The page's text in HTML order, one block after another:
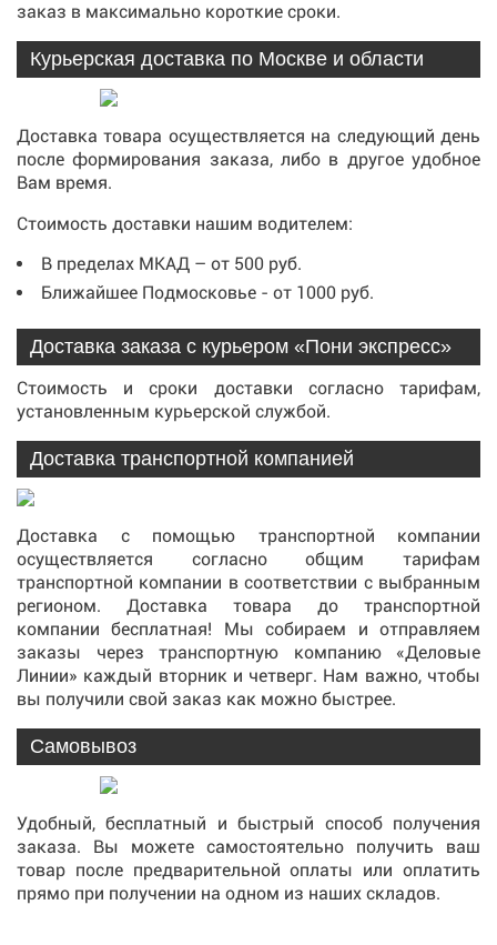
заказ в максимально короткие сроки.
Курьерская доставка по Москве и области
Доставка товара осуществляется на следующий день
после формирования заказа, либо в другое удобное
Вам время.
Стоимость доставки нашим водителем:
В пределах МКАД – от 500 руб.
Ближайшее Подмосковье - от 1000 руб.
Доставка заказа с курьером «Пони экспресс»
Стоимость и сроки доставки согласно тарифам,
установленным курьерской службой.
Доставка транспортной компанией
Доставка с помощью транспортной компании
осуществляется согласно общим тарифам
транспортной компании в соответствии с выбранным
регионом. Доставка товара до транспортной
компании бесплатная! Мы собираем и отправляем
заказы через транспортную компанию «Деловые
Линии» каждый вторник и четверг. Нам важно, чтобы
вы получили свой заказ как можно быстрее.
Самовывоз
Удобный, бесплатный и быстрый способ получения
заказа. Вы можете самостоятельно получить ваш
товар после предварительной оплаты или оплатить
прямо при получении на одном из наших складов.